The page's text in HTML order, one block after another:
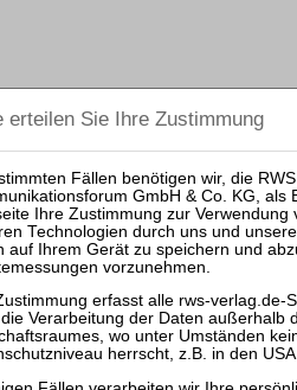
Wohnung bei begehrter
der Kappungsgrenze
GbR-Gesellschafter eines